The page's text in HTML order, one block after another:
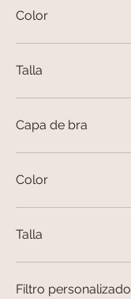
0 US$
Color
Talla
Capa de bra
32b
34b
38b
40b
Color
azul marino
black
Pink
rojo
Talla
L
M
Filtro personalizado